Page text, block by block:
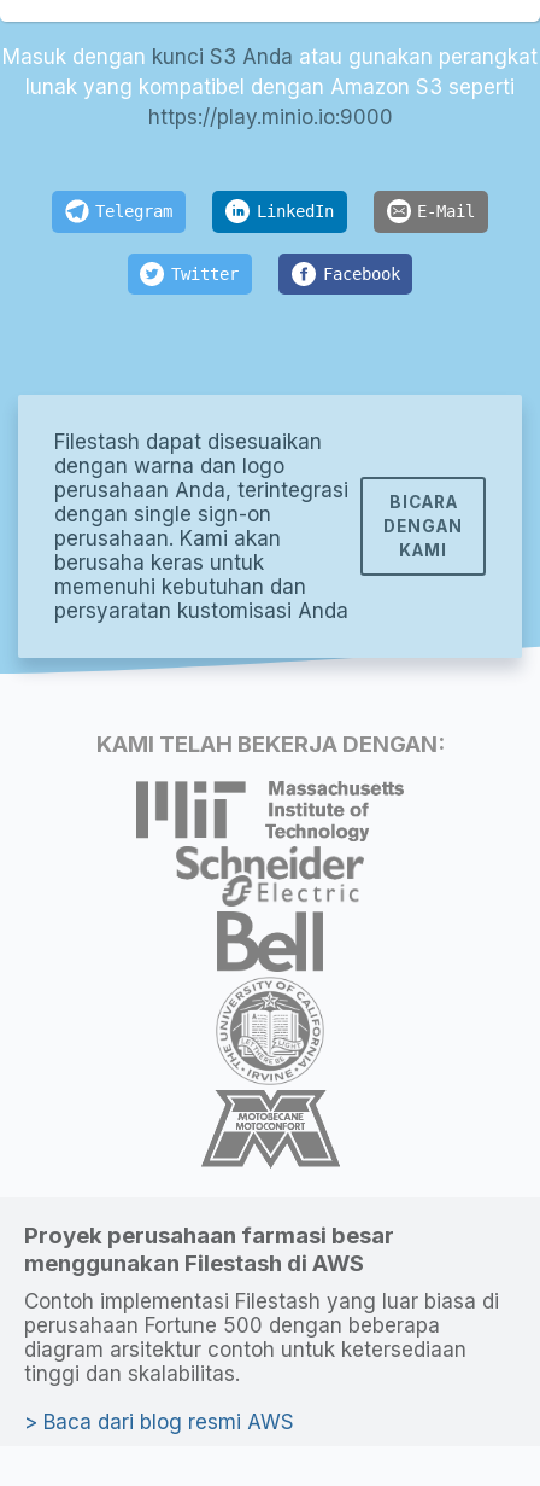
Masuk dengan kunci S3 Anda atau gunakan perangkat
lunak yang kompatibel dengan Amazon S3 seperti
https://play.minio.io:9000
Telegram LinkedIn E-Mail
Twitter Facebook
Filestash dapat disesuaikan
dengan warna dan logo
perusahaan Anda, terintegrasi
dengan single sign-on
perusahaan. Kami akan
berusaha keras untuk
memenuhi kebutuhan dan
persyaratan kustomisasi Anda
BICARA
DENGAN
KAMI
KAMI TELAH BEKERJA DENGAN:
Proyek perusahaan farmasi besar
menggunakan Filestash di AWS
Contoh implementasi Filestash yang luar biasa di
perusahaan Fortune 500 dengan beberapa
diagram arsitektur contoh untuk ketersediaan
tinggi dan skalabilitas.
Baca dari blog resmi AWS